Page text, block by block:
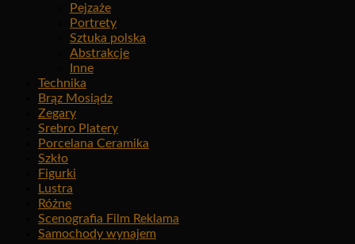
Pejzaże
Portrety
Sztuka polska
Abstrakcje
Inne
Technika
Brąz Mosiądz
Zegary
Srebro Platery
Porcelana Ceramika
Szkło
Figurki
Lustra
Różne
Scenografia Film Reklama
Samochody wynajem